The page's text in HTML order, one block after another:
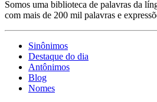
Somos uma biblioteca de palavras da
com mais de 200 mil palavras e
Sinônimos
Destaque do dia
Antônimos
Blog
Nomes